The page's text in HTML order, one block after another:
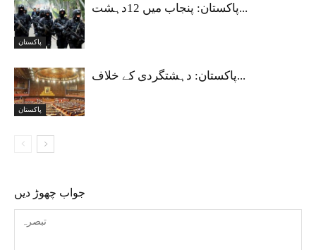
پاکستان
پاکستان: پنجاب میں 12دہشت...
پاکستان
پاکستان: دہشتگردی کے خلاف...
جواب چھوڑ دیں